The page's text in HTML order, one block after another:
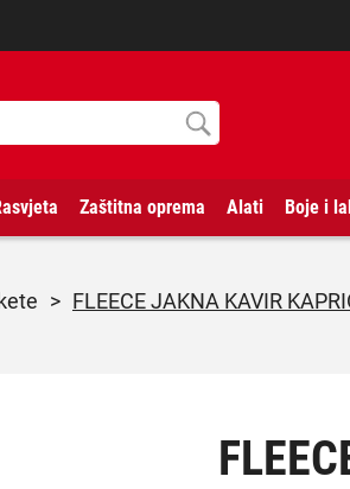
Zaštitna oprema Alati Boje i
> FLEECE JAKNA KAVIR